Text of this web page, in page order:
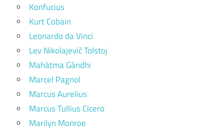
Konfucius
Kurt Cobain
Leonardo da Vinci
Lev Nikolajevič Tolstoj
Mahátma Gándhi
Marcel Pagnol
Marcus Aurelius
Marcus Tullius Cicero
Marilyn Monroe